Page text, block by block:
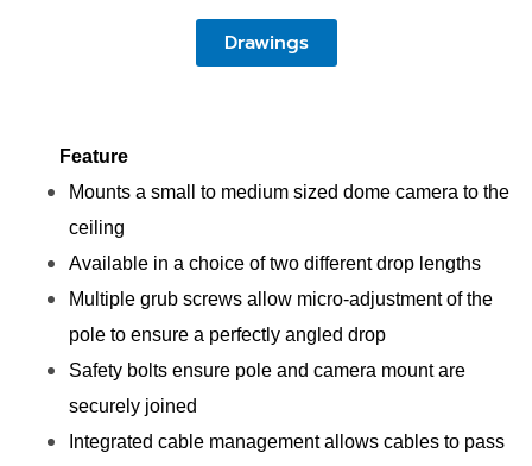
Drawings
Feature
Mounts a small to medium sized dome camera to the
ceiling
Available in a choice of two different drop lengths
Multiple grub screws allow micro-adjustment of the
pole to ensure a perfectly angled drop
Safety bolts ensure pole and camera mount are
securely joined
Integrated cable management allows cables to pass